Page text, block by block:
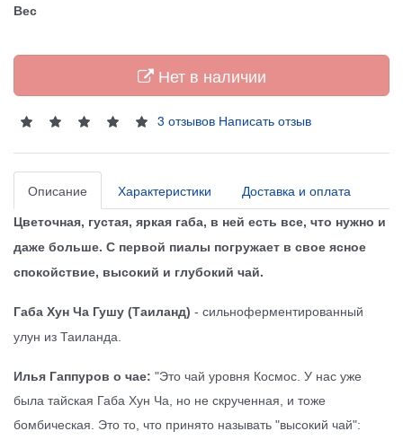
Вес
Нет в наличии
3 отзывов Написать отзыв
Описание Характеристики Доставка и оплата
Цветочная, густая, яркая габа, в ней есть все, что нужно и
даже больше. С первой пиалы погружает в свое ясное
спокойствие, высокий и глубокий чай.
Габа Хун Ча Гушу (Таиланд) - сильноферментированный
улун из Таиланда.
Илья Гаппуров о чае: "Это чай уровня Космос. У нас уже
была тайская Габа Хун Ча, но не скрученная, и тоже
бомбическая. Это то, что принято называть "высокий чай":